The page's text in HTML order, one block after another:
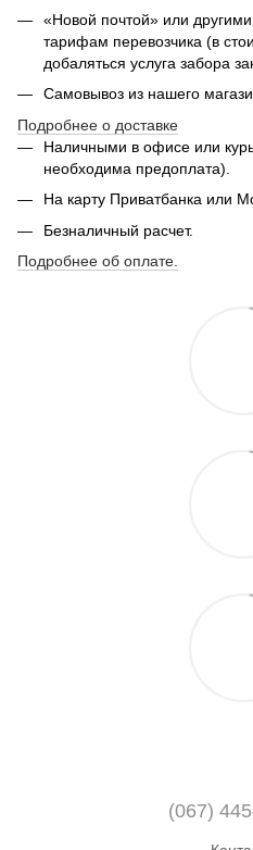
«Новой почтой» или
тарифам перевозчика (в
добаляться услуга забора
Самовывоз из нашего
Подробнее о доставке
Наличными в офисе или
необходима предоплата).
На карту Приватбанка или
Безналичный расчет.
Подробнее об оплате.
(067)